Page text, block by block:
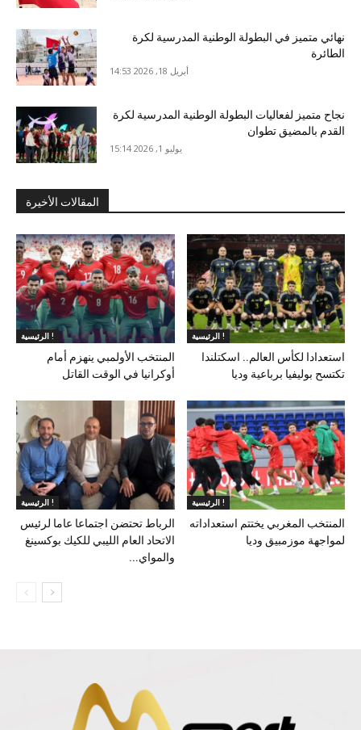
نهائي متميز في البطولة الوطنية المدرسية لكرة
الطائرة
أبريل 18, 2026 14:53
نجاح متميز لفعاليات البطولة الوطنية المدرسية لكرة
القدم بالمضيق تطوان
يوليو 1, 2026 15:14
المقالات الأخيرة
الرئيسية !
المنتخب الأولمبي ينهزم أمام
أوكرانيا في الوقت القاتل
الرئيسية !
استعدادا لكأس العالم.. اسكتلندا
تكتسح بوليفيا برباعية وديا
الرئيسية !
الرباط تحتضن اجتماعا عاما لرئيس
الاتحاد العام الليبي للكيك بوكسينغ
والمواي...
الرئيسية !
المنتخب المغربي يختتم استعداداته
لمواجهة موزمبيق وديا